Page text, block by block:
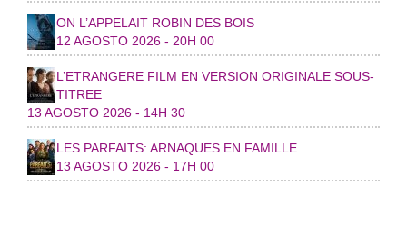
ON L’APPELAIT ROBIN DES BOIS
12 AGOSTO 2026 - 20H 00
L’ETRANGERE FILM EN VERSION ORIGINALE SOUS-
TITREE
13 AGOSTO 2026 - 14H 30
LES PARFAITS: ARNAQUES EN FAMILLE
13 AGOSTO 2026 - 17H 00